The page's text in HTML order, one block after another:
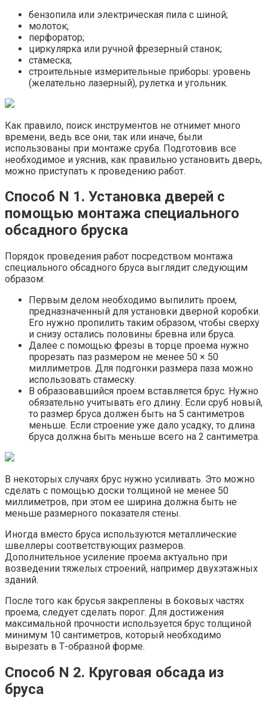
бензопила или электрическая пила с шиной;
молоток;
перфоратор;
циркулярка или ручной фрезерный станок;
стамеска;
строительные измерительные приборы: уровень
(желательно лазерный), рулетка и угольник.
Как правило, поиск инструментов не отнимет много
времени, ведь все они, так или иначе, были
использованы при монтаже сруба. Подготовив все
необходимое и уяснив, как правильно установить дверь,
можно приступать к проведению работ.
Способ N 1. Установка дверей с
помощью монтажа специального
обсадного бруска
Порядок проведения работ посредством монтажа
специального обсадного бруса выглядит следующим
образом:
Первым делом необходимо выпилить проем,
предназначенный для установки дверной коробки.
Его нужно пропилить таким образом, чтобы сверху
и снизу остались половины бревна или бруса.
Далее с помощью фрезы в торце проема нужно
прорезать паз размером не менее 50 × 50
миллиметров. Для подгонки размера паза можно
использовать стамеску.
В образовавшийся проем вставляется брус. Нужно
обязательно учитывать его длину. Если сруб новый,
то размер бруса должен быть на 5 сантиметров
меньше. Если строение уже дало усадку, то длина
бруса должна быть меньше всего на 2 сантиметра.
В некоторых случаях брус нужно усиливать. Это можно
сделать с помощью доски толщиной не менее 50
миллиметров, при этом ее ширина должна быть не
меньше размерного показателя стены.
Иногда вместо бруса используются металлические
швеллеры соответствующих размеров.
Дополнительное усиление проема актуально при
возведении тяжелых строений, например двухэтажных
зданий.
После того как брусья закреплены в боковых частях
проема, следует сделать порог. Для достижения
максимальной прочности используется брус толщиной
минимум 10 сантиметров, который необходимо
вырезать в Т-образной форме.
Способ N 2. Круговая обсада из
бруса